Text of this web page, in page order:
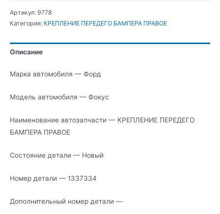
КРЕПЛЕНИЕ
БАМПЕРА
ПРАВОЕ
Артикул: 9778
Категория: КРЕПЛЕНИЕ ПЕРЕДЕГО БАМПЕРА ПРАВОЕ
Описание
Марка автомобиля — Форд
Модель автомобиля — Фокус
Наименование автозапчасти — КРЕПЛЕНИЕ ПЕРЕДЕГО
БАМПЕРА ПРАВОЕ
Состояние детали — Новый
Номер детали — 1337334
Дополнительный номер детали —